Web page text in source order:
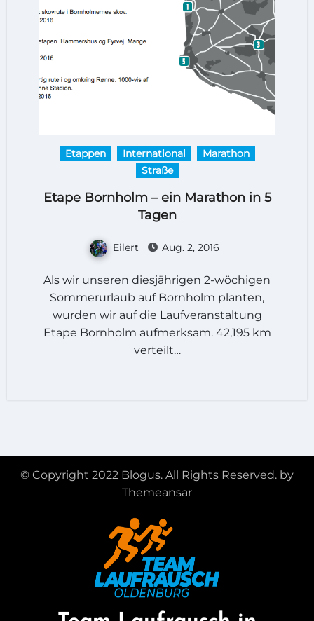
Etappen International
Marathon
Straße
Etape Bornholm – ein Marathon in 5
Tagen
Eilert Aug. 2, 2016
Als wir unseren diesjährigen 2-wöchigen
Sommerurlaub auf Bornholm planten,
wurden wir auf die Laufveranstaltung
Etape Bornholm aufmerksam. 42,195 km
verteilt…
© Copyright 2022 Blogus. All Rights Reserved. by
Themeansar